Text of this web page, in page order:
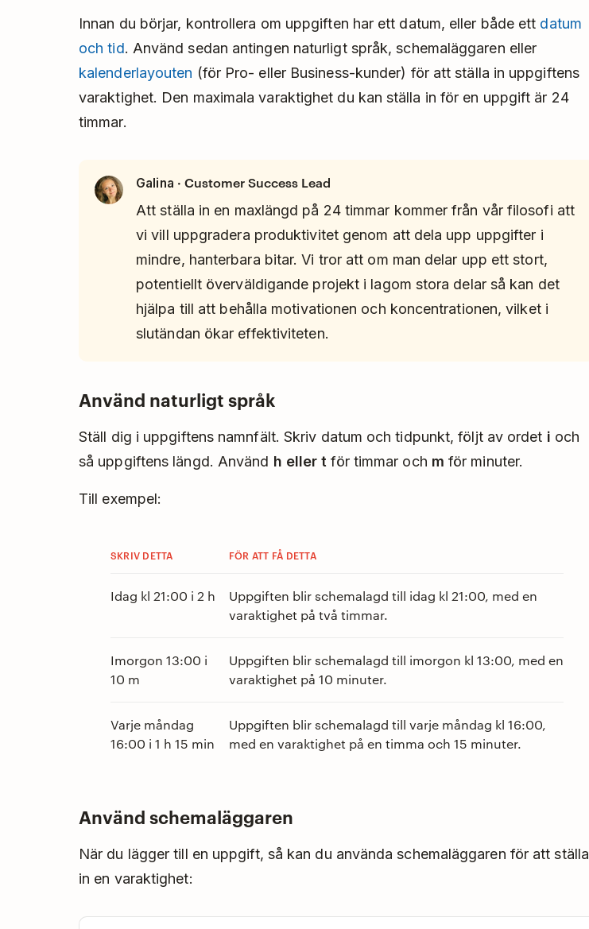
Innan du börjar, kontrollera om uppgiften har ett datum, eller både ett datum
och tid. Använd sedan antingen naturligt språk, schemaläggaren eller
kalenderlayouten (för Pro- eller Business-kunder) för att ställa in uppgiftens
varaktighet. Den maximala varaktighet du kan ställa in för en uppgift är 24
timmar.
Galina · Customer Success Lead
Att ställa in en maxlängd på 24 timmar kommer från vår filosofi att
vi vill uppgradera produktivitet genom att dela upp uppgifter i
mindre, hanterbara bitar. Vi tror att om man delar upp ett stort,
potentiellt överväldigande projekt i lagom stora delar så kan det
hjälpa till att behålla motivationen och koncentrationen, vilket i
slutändan ökar effektiviteten.
Använd naturligt språk
Ställ dig i uppgiftens namnfält. Skriv datum och tidpunkt, följt av ordet i och
så uppgiftens längd. Använd h eller t för timmar och m för minuter.
Till exempel:
SKRIV DETTA FÖR ATT FÅ DETTA
Idag kl 21:00 i 2 h
Uppgiften blir schemalagd till idag kl 21:00, med en
varaktighet på två timmar.
Imorgon 13:00 i
10 m
Uppgiften blir schemalagd till imorgon kl 13:00, med en
varaktighet på 10 minuter.
Varje måndag
16:00 i 1 h 15 min
Uppgiften blir schemalagd till varje måndag kl 16:00,
med en varaktighet på en timma och 15 minuter.
Använd schemaläggaren
När du lägger till en uppgift, så kan du använda schemaläggaren för att ställa
in en varaktighet: